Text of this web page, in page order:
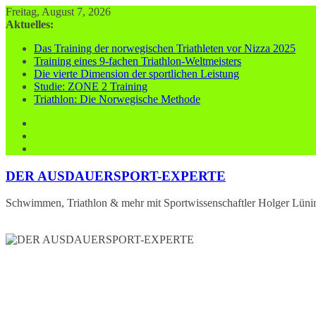
Zum
Inhalt
Freitag, August 7, 2026
Aktuelles:
Das Training der norwegischen Triathleten vor Nizza 2025
Training eines 9-fachen Triathlon-Weltmeisters
Die vierte Dimension der sportlichen Leistung
Studie: ZONE 2 Training
Triathlon: Die Norwegische Methode
DER AUSDAUERSPORT-EXPERTE
Schwimmen, Triathlon & mehr mit Sportwissenschaftler Holger